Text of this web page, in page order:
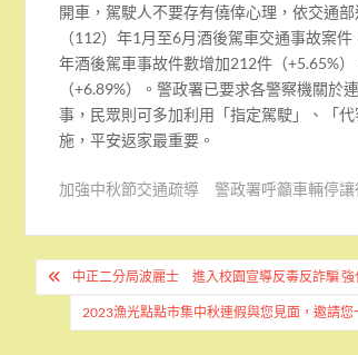
開車，駕駛人不要存有僥倖心理，依交通
（112）年1月至6月酒後駕車交通事故案
年酒後駕車事故件數增加212件（+5.65%
（+6.89%）。警政署已要求各警察機關於
事，民眾則可多加利用「指定駕駛」、「
施，平安返家最重要。
加強中秋節交通疏導 警政署呼籲車輛停讓
文
章
中正二分局波麗士 進入校園宣導反毒反詐騙 強
2023漁光點點市集中秋連假與您見面，邀請